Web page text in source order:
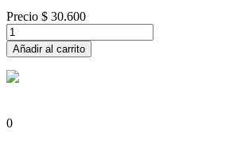
Precio $ 30.600
Añadir al carrito
0